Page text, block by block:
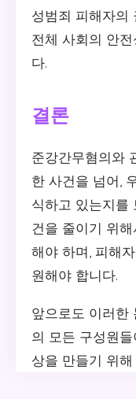
성범죄 피해자의
전체 사회의 안
다.
결론
준강간무혐의와
한 사건을 넘어,
식하고 있는지를
건을 줄이기 위
해야 하며, 피해
원해야 합니다.
앞으로도 이러한
의 모든 구성원
상을 만들기 위